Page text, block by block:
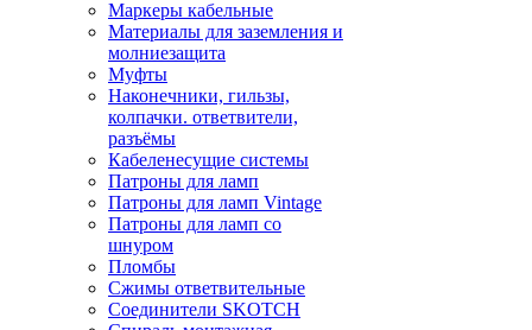
Маркеры кабельные
Материалы для заземления и
молниезащита
Муфты
Наконечники, гильзы,
колпачки. ответвители,
разъёмы
Кабеленесущие системы
Патроны для ламп
Патроны для ламп Vintage
Патроны для ламп со
шнуром
Пломбы
Сжимы ответвительные
Соединители SKOTCH